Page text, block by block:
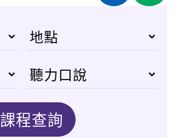
課程查詢